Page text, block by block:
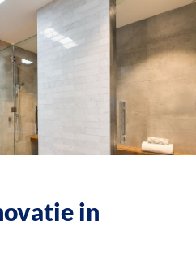
in